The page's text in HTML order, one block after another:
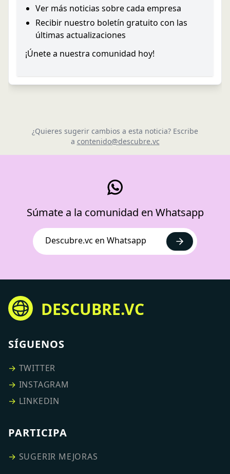
Ver más noticias sobre cada empresa
Recibir nuestro boletín gratuito con las
últimas actualizaciones
¡Únete a nuestra comunidad hoy!
¿Quieres sugerir cambios a esta noticia? Escribe
a contenido@descubre.vc
Súmate a la comunidad en Whatsapp
Descubre.vc en Whatsapp
DESCUBRE.VC
SÍGUENOS
→ TWITTER
→ INSTAGRAM
→ LINKEDIN
PARTICIPA
→ SUGERIR MEJORAS